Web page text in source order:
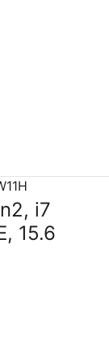
i7
15.6